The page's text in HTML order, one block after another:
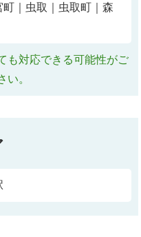
町｜虫取｜虫取町｜森
も対応できる可能性がご
い。